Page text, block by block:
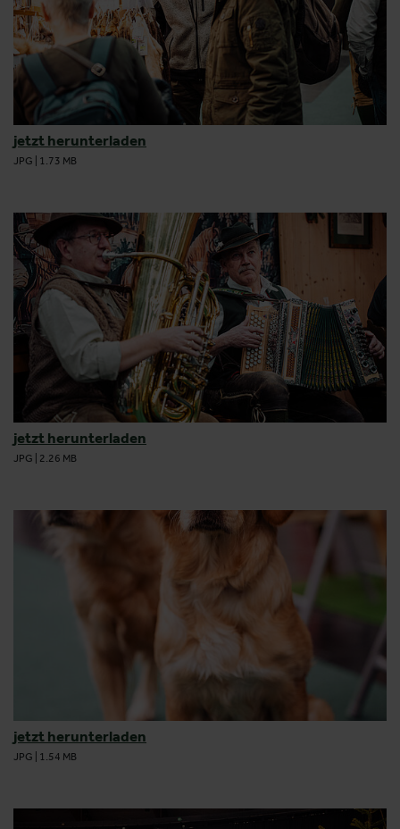
jetzt herunterladen
JPG 1.73 MB
jetzt herunterladen
JPG 2.26 MB
jetzt herunterladen
JPG 1.54 MB